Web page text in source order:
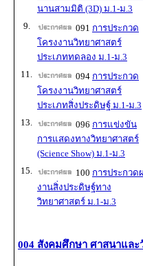
นานสามมิติ (3D) ม.1-ม.3
9.
091 การประกวด
โครงงานวิทยาศาสตร์
ประเภททดลอง ม.1-ม.3
11.
094 การประกวด
โครงงานวิทยาศาสตร์
ประเภทสิ่งประดิษฐ์ ม.1-ม.3
13.
096 การแข่งขัน
การแสดงทางวิทยาศาสตร์
(Science Show) ม.1-ม.3
15.
100 การประกวด
งานสิ่งประดิษฐ์ทาง
วิทยาศาสตร์ ม.1-ม.3
004 สังคมศึกษา ศาสนาแล